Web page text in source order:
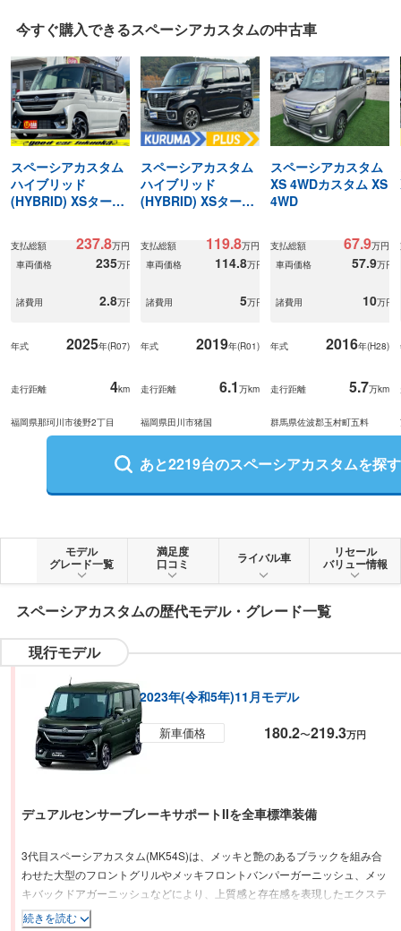
今すぐ購入できるスペーシアカスタムの中古車
スペーシアカスタム
ハイブリッド
(HYBRID) XSターボ
9インチナビ・TV
支払総額 237.8万円
車両価格
235万円
諸費用 2.8万円
年式 2025年(R07)
走行距離 4km
福岡県那珂川市後野2丁目
スペーシアカスタム
ハイブリッド
(HYBRID) XSターボ
側パワースライドド
ア
支払総額 119.8万円
車両価格
114.8万円
諸費用 5万円
年式 2019年(R01)
走行距離 6.1 万km
福岡県田川市猪国
スペーシアカスタム
XS 4WDカスタム XS
4WD
支払総額 67.9万円
車両価格
57.9万円
諸費用 10万円
年式 2016年(H28)
走行距離 5.7万km
群馬県佐波郡玉村町五料
あと2219台のスペーシアカスタムを探す
モデル
グレード一覧
満足度
口コミ ライバル車 リセール
バリュー情報
スペーシアカスタムの歴代モデル・グレード一覧
現行モデル
2023年(令和5年)11月モデル
新車価格 180.2〜219.3万円
デュアルセンサーブレーキサポートIIを全車標準装備
3代目スペーシアカスタム(MK54S)は、メッキと艶のあるブラックを組み合
わせた大型のフロントグリルやメッキフロントバンパーガーニッシュ、メッ
キバックドアガーニッシュなどにより、上質感と存在感を表現したエクステ
リアが特徴。全車マイルドハイブリッド化された660ccエンジンは、NAとタ
続きを読む